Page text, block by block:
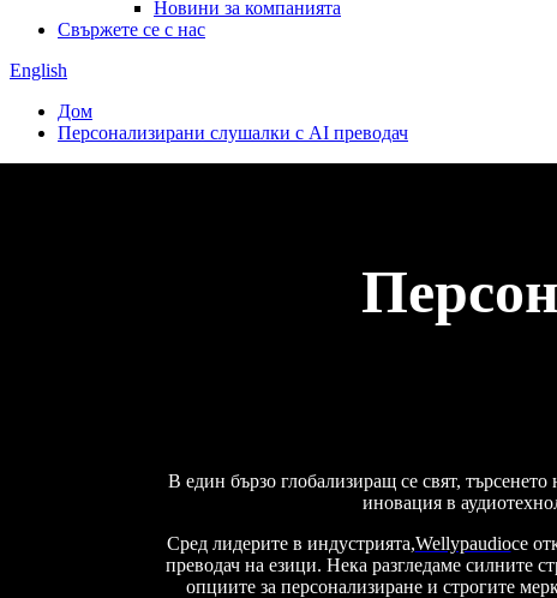
Новини за компанията
Свържете се с нас
English
Дом
Персонализирани слушалки с AI преводач
В един бързо глобализиращ се свят,
иновация в
Сред лидерите в индустрията,Wellypaudioсе
преводач на езици. Нека разгледаме силните
опциите за персонализиране и строгите